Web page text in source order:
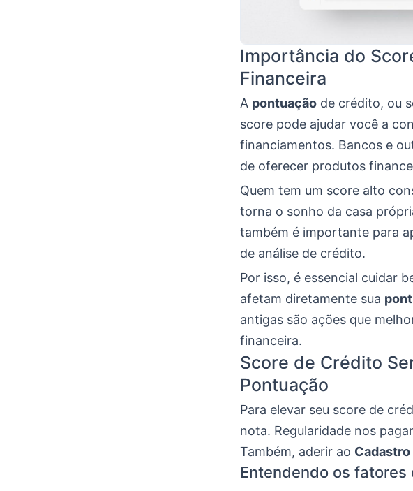
Importância do
Financeira
A pontuação de crédito, ou
score pode ajudar você a
financiamentos. Bancos e
de oferecer produtos
Quem tem um score alto
torna o sonho da casa
também é importante para
de análise de crédito.
Por isso, é essencial cuidar
afetam diretamente sua
antigas são ações que
financeira.
Score de Crédito
Pontuação
Para elevar seu score de
nota. Regularidade nos
Também, aderir ao
Entendendo os fatores